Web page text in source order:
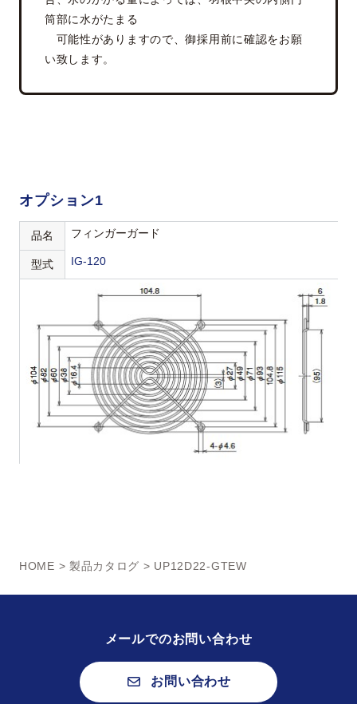
筒部に水がたまる
可能性がありますので、御採用前に確認をお願
い致します。
オプション1
品名 フィンガーガード
型式 IG-120
HOME > 製品カタログ > UP12D22-GTEW
メールでのお問い合わせ
お問い合わせ